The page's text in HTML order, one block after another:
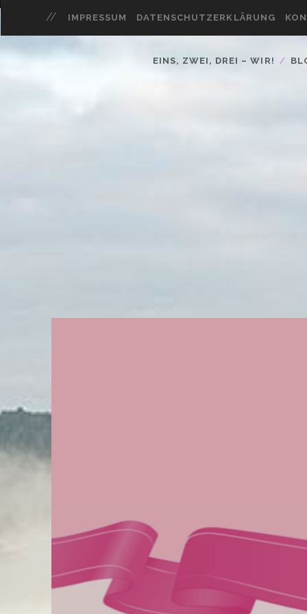
IMPRESSUM DATENSCHUTZERKLÄRUNG
EINS, ZWEI, DREI – WIR!